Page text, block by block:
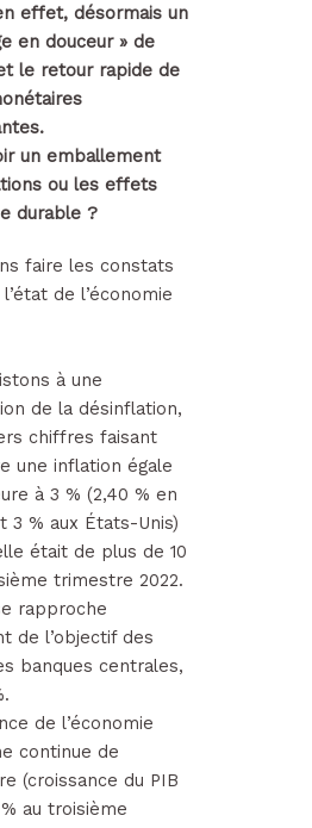
effet, désormais un
en douceur » de
le retour rapide de
un emballement
ou les effets
durable ?
faire les constats
de l’économie
à une
de la désinflation,
chiffres faisant
une inflation égale
à 3 % (2,40 % en
3 % aux États-Unis)
était de plus de 10
trimestre 2022.
rapproche
de l’objectif des
banques centrales,
de l’économie
continue de
(croissance du PIB
au troisième